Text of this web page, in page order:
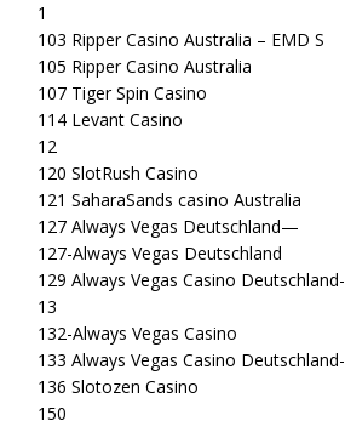
1
103 Ripper Casino Australia – EMD S
105 Ripper Casino Australia
107 Tiger Spin Casino
114 Levant Casino
12
120 SlotRush Casino
121 SaharaSands casino Australia
127 Always Vegas Deutschland—
127-Always Vegas Deutschland
129 Always Vegas Casino Deutschland-
13
132-Always Vegas Casino
133 Always Vegas Casino Deutschland-
136 Slotozen Casino
150